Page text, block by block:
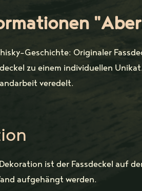
Geschichte: Originaler
zu einem individuellen
veredelt.
ist der Fassdeckel auf
aufgehängt werden.